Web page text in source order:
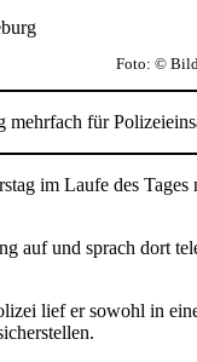
Foto: ©
für
im Laufe des
auf und sprach dort
lief er sowohl in